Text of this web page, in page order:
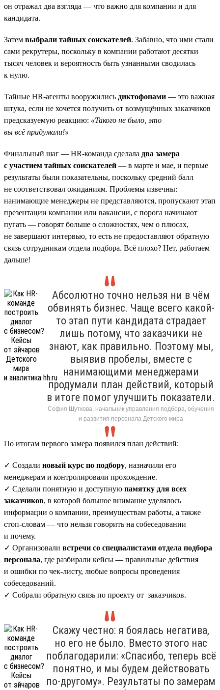
он отражал два взгляда — что важно для компании и для
кандидата.
Затем выбрали тайных соискателей. Забавно, что ими стали
сами рекрутеры, поскольку в компании работают десятки
тысяч человек и вероятность быть узнанными сводилась
к нулю.
Тайные HR-агенты вооружились диктофонами — это важная
штука, если не хочется получить от возмущённых заказчиков
предсказуемую реакцию: «Такого не было, это
вы всё придумали!»
Финальный шаг — HR-команда сделала два замера
с участием тайных соискателей — в марте и мае, и первые
результаты были показательны, поскольку средний балл
не соответствовал ожиданиям. Проблемы извечны:
нанимающие менеджеры не представляются, пропускают этап
презентации компании или вакансии, с порога начинают
пугать — говорят больше о сложностях, чем о плюсах,
не завершают интервью, то есть не предоставляют обратную
связь сотрудникам отдела подбора. Всё плохо? Нет, работаем
дальше!
Абсолютно точно нельзя ни в чём
обвинять бизнес. Чаще всего какой-
то этап пути кандидата страдает
лишь потому, что заказчики не
знают, как правильно. Поэтому мы,
выявив пробелы, вместе с
нанимающими менеджерами
продумали план действий, который
в итоге помог улучшить показатели.
София Шуткова, начальник управления подбора, обучения
и развития персонала Детского мира
По итогам первого замера появился план действий:
✓ Создали новый курс по подбору, назначили его
менеджерам и контролировали прохождение.
✓ Сделали понятную и доступную памятку для всех
заказчиков, в которой большое внимание уделялось
информации о компании, преимуществам работы, а также
стоп-словам — что нельзя говорить на собеседовании
и почему.
✓ Организовали встречи со специалистами отдела подбора
персонала, где разбирали кейсы — правильные действия
и ошибки по чек-листу, любые вопросы проведения
собеседований.
✓ Собрали обратную связь по проекту от заказчиков.
Скажу честно: я боялась негатива,
но его не было. Вместо этого нас
поблагодарили: «Спасибо, теперь всё
понятно, и мы будем действовать
по-другому». Результаты по замерам